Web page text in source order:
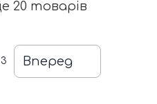
20 товарів
Вперед